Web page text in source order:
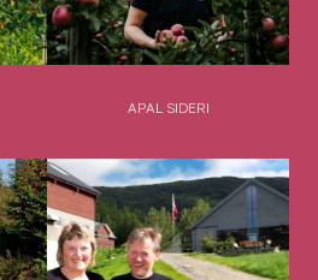
APAL SIDERI